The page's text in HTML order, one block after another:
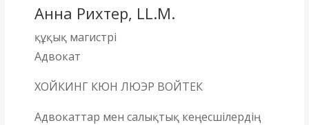
Анна Рихтер, LL.M.
құқық магистрі
Адвокат
ХОЙКИНГ КЮН ЛЮЭР ВОЙТЕК
Адвокаттар мен салықтық кеңесшілердің